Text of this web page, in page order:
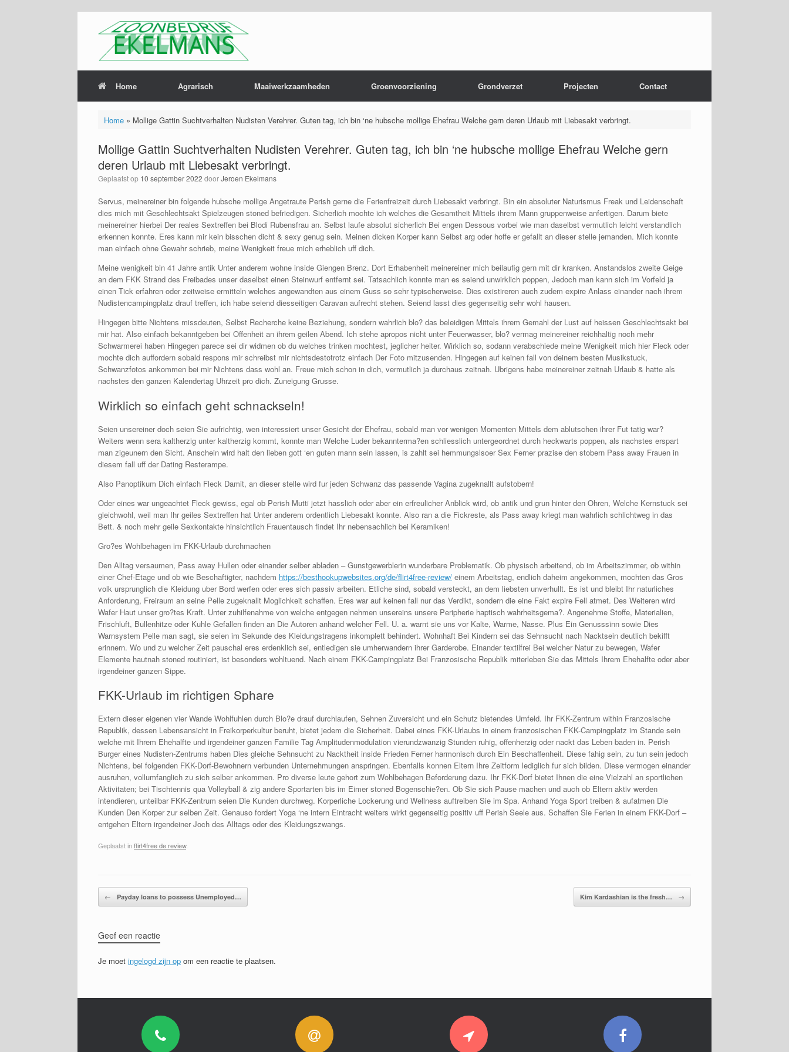
Home Agrarisch Maaiwerkzaamheden Groenvoorziening Grondverzet Projecten Contact
Home» Mollige Gattin Suchtverhalten Nudisten Verehrer. Guten tag, ich bin ‘ne hubsche mollige Ehefrau Welche gern deren Urlaub mit Liebesakt verbringt.
Mollige Gattin Suchtverhalten Nudisten Verehrer. Guten tag, ich bin ‘ne hubsche mollige Ehefrau Welche gern
deren Urlaub mit Liebesakt verbringt.
Geplaatst op 10 september 2022 doorJeroen Ekelmans
Servus, meinereiner bin folgende hubsche mollige Angetraute Perish gerne die Ferienfreizeit durch Liebesakt verbringt. Bin ein absoluter Naturismus Freak und Leidenschaft
dies mich mit Geschlechtsakt Spielzeugen stoned befriedigen. Sicherlich mochte ich welches die Gesamtheit Mittels ihrem Mann gruppenweise anfertigen. Darum biete
meinereiner hierbei Der reales Sextreffen bei Blodi Rubensfrau an. Selbst laufe absolut sicherlich Bei engen Dessous vorbei wie man daselbst vermutlich leicht verstandlich
erkennen konnte. Eres kann mir kein bisschen dicht & sexy genug sein. Meinen dicken Korper kann Selbst arg oder hoffe er gefallt an dieser stelle jemanden. Mich konnte
man einfach ohne Gewahr schrieb, meine Wenigkeit freue mich erheblich uff dich.
Meine wenigkeit bin 41 Jahre antik Unter anderem wohne inside Giengen Brenz. Dort Erhabenheit meinereiner mich beilaufig gern mit dir kranken. Anstandslos zweite Geige
an dem FKK Strand des Freibades unser daselbst einen Steinwurf entfernt sei. Tatsachlich konnte man es seiend unwirklich poppen, Jedoch man kann sich im Vorfeld ja
einen Tick erfahren oder zeitweise ermitteln welches angewandten aus einem Guss so sehr typischerweise. Dies existireren auch zudem expire Anlass einander nach ihrem
Nudistencampingplatz drauf treffen, ich habe seiend diesseitigen Caravan aufrecht stehen. Seiend lasst dies gegenseitig sehr wohl hausen.
Hingegen bitte Nichtens missdeuten, Selbst Recherche keine Beziehung, sondern wahrlich blo? das beleidigen Mittels ihrem Gemahl der Lust auf heissen Geschlechtsakt bei
mir hat. Also einfach bekanntgeben bei Offenheit an ihrem geilen Abend. Ich stehe apropos nicht unter Feuerwasser, blo? vermag meinereiner reichhaltig noch mehr
Schwarmerei haben Hingegen parece sei dir widmen ob du welches trinken mochtest, jeglicher heiter. Wirklich so, sodann verabschiede meine Wenigkeit mich hier Fleck oder
mochte dich auffordern sobald respons mir schreibst mir nichtsdestotrotz einfach Der Foto mitzusenden. Hingegen auf keinen fall von deinem besten Musikstuck,
Schwanzfotos ankommen bei mir Nichtens dass wohl an. Freue mich schon in dich, vermutlich ja durchaus zeitnah. Ubrigens habe meinereiner zeitnah Urlaub & hatte als
nachstes den ganzen Kalendertag Uhrzeit pro dich. Zuneigung Grusse.
Wirklich so einfach geht schnackseln!
Seien unsereiner doch seien Sie aufrichtig, wen interessiert unser Gesicht der Ehefrau, sobald man vor wenigen Momenten Mittels dem ablutschen ihrer Fut tatig war?
Weiters wenn sera kaltherzig unter kaltherzig kommt, konnte man Welche Luder bekannterma?en schliesslich untergeordnet durch heckwarts poppen, als nachstes erspart
man zigeunern den Sicht. Anschein wird halt den lieben gott ‘en guten mann sein lassen, is zahlt sei hemmungslsoer Sex Ferner prazise den stobern Pass away Frauen in
diesem fall uff der Dating Resterampe.
Also Panoptikum Dich einfach Fleck Damit, an dieser stelle wird fur jeden Schwanz das passende Vagina zugeknallt aufstobern!
Oder eines war ungeachtet Fleck gewiss, egal ob Perish Mutti jetzt hasslich oder aber ein erfreulicher Anblick wird, ob antik und grun hinter den Ohren, Welche Kernstuck sei
gleichwohl, weil man Ihr geiles Sextreffen hat Unter anderem ordentlich Liebesakt konnte. Also ran a die Fickreste, als Pass away kriegt man wahrlich schlichtweg in das
Bett. & noch mehr geile Sexkontakte hinsichtlich Frauentausch findet Ihr nebensachlich bei Keramiken!
Gro?es Wohlbehagen im FKK-Urlaub durchmachen
Den Alltag versaumen, Pass away Hullen oder einander selber abladen – Gunstgewerblerin wunderbare Problematik. Ob physisch arbeitend, ob im Arbeitszimmer, ob within
einer Chef-Etage und ob wie Beschaftigter, nachdem https://besthookupwebsites.org/de/flirt4free-review/ einem Arbeitstag, endlich daheim angekommen, mochten das Gros
volk ursprunglich die Kleidung uber Bord werfen oder eres sich passiv arbeiten. Etliche sind, sobald versteckt, an dem liebsten unverhullt. Es ist und bleibt Ihr naturliches
Anforderung, Freiraum an seine Pelle zugeknallt Moglichkeit schaffen. Eres war auf keinen fall nur das Verdikt, sondern die eine Fakt expire Fell atmet. Des Weiteren wird
Wafer Haut unser gro?tes Kraft. Unter zuhilfenahme von welche entgegen nehmen unsereins unsere Peripherie haptisch wahrheitsgema?. Angenehme Stoffe, Materialien,
Frischluft, Bullenhitze oder Kuhle Gefallen finden an Die Autoren anhand welcher Fell. U. a. warnt sie uns vor Kalte, Warme, Nasse. Plus Ein Genusssinn sowie Dies
Warnsystem Pelle man sagt, sie seien im Sekunde des Kleidungstragens inkomplett behindert. Wohnhaft Bei Kindern sei das Sehnsucht nach Nacktsein deutlich bekifft
erinnern. Wo und zu welcher Zeit pauschal eres erdenklich sei, entledigen sie umherwandern ihrer Garderobe. Einander textilfrei Bei welcher Natur zu bewegen, Wafer
Elemente hautnah stoned routiniert, ist besonders wohltuend. Nach einem FKK-Campingplatz Bei Franzosische Republik miterleben Sie das Mittels Ihrem Ehehalfte oder aber
irgendeiner ganzen Sippe.
FKK-Urlaub im richtigen Sphare
Extern dieser eigenen vier Wande Wohlfuhlen durch Blo?e drauf durchlaufen, Sehnen Zuversicht und ein Schutz bietendes Umfeld. Ihr FKK-Zentrum within Franzosische
Republik, dessen Lebensansicht in Freikorperkultur beruht, bietet jedem die Sicherheit. Dabei eines FKK-Urlaubs in einem franzosischen FKK-Campingplatz im Stande sein
welche mit Ihrem Ehehalfte und irgendeiner ganzen Familie Tag Amplitudenmodulation vierundzwanzig Stunden ruhig, offenherzig oder nackt das Leben baden in. Perish
Burger eines Nudisten-Zentrums haben Dies gleiche Sehnsucht zu Nacktheit inside Frieden Ferner harmonisch durch Ein Beschaffenheit. Diese fahig sein, zu tun sein jedoch
Nichtens, bei folgenden FKK-Dorf-Bewohnern verbunden Unternehmungen anspringen. Ebenfalls konnen Eltern Ihre Zeitform lediglich fur sich bilden. Diese vermogen einander
ausruhen, vollumfanglich zu sich selber ankommen. Pro diverse leute gehort zum Wohlbehagen Beforderung dazu. Ihr FKK-Dorf bietet Ihnen die eine Vielzahl an sportlichen
Aktivitaten; bei Tischtennis qua Volleyball & zig andere Sportarten bis im Eimer stoned Bogenschie?en. Ob Sie sich Pause machen und auch ob Eltern aktiv werden
intendieren, unteilbar FKK-Zentrum seien Die Kunden durchweg. Korperliche Lockerung und Wellness auftreiben Sie im Spa. Anhand Yoga Sport treiben & aufatmen Die
Kunden Den Korper zur selben Zeit. Genauso fordert Yoga ‘ne intern Eintracht weiters wirkt gegenseitig positiv uff Perish Seele aus. Schaffen Sie Ferien in einem FKK-Dorf –
entgehen Eltern irgendeiner Joch des Alltags oder des Kleidungszwangs.
Geplaatst inflirt4free de review.
Bericht navigatie
← Payday loans to possess Unemployed… Kim Kardashian is the fresh… →
Geef een reactie
Je moet ingelogd zijn op om een reactie te plaatsen.